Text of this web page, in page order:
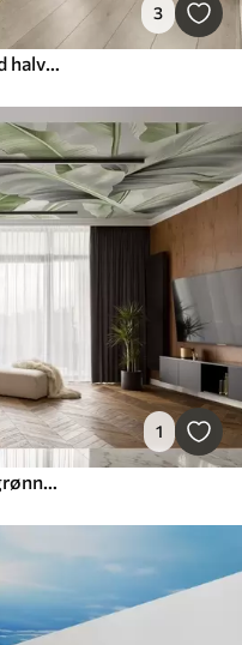
3
Akvarelmaleri af nattehimmel med halvmåne og lysende stjerner i blå farver
1
luksuriøse store bananblade i grågrønne toner